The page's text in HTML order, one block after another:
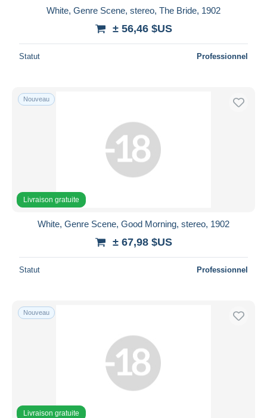
White, Genre Scene, stereo, The Bride, 1902
± 56,46 $US
Statut Professionnel
Nouveau
Livraison gratuite
White, Genre Scene, Good Morning, stereo, 1902
± 67,98 $US
Statut Professionnel
Nouveau
Livraison gratuite